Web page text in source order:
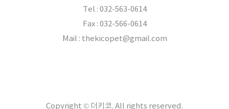
Tel : 032-563-0614
Fax : 032-566-0614
Mail : thekicopet@gmail.com
Copyright © 더키코. All rights reserved.